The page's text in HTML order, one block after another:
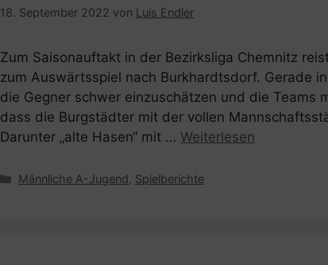
18. September 2022 von Luis Endler
Zum Saisonauftakt in der Bezirksliga Chemnitz
zum Auswärtsspiel nach Burkhardtsdorf. Gerade
die Gegner schwer einzuschätzen und die Teams
dass die Burgstädter mit der vollen
Darunter „alte Hasen“ mit … Weiterlesen
Kategorien
Männliche A-Jugend Spielberichte